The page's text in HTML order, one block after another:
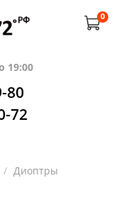
0
19:00
80
72
Диоптры